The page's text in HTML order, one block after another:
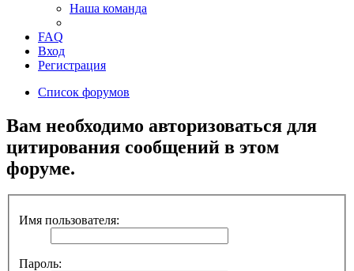
Наша команда
FAQ
Вход
Регистрация
Список форумов
Вам необходимо авторизоваться для
цитирования сообщений в этом
форуме.
Имя пользователя:
Пароль: